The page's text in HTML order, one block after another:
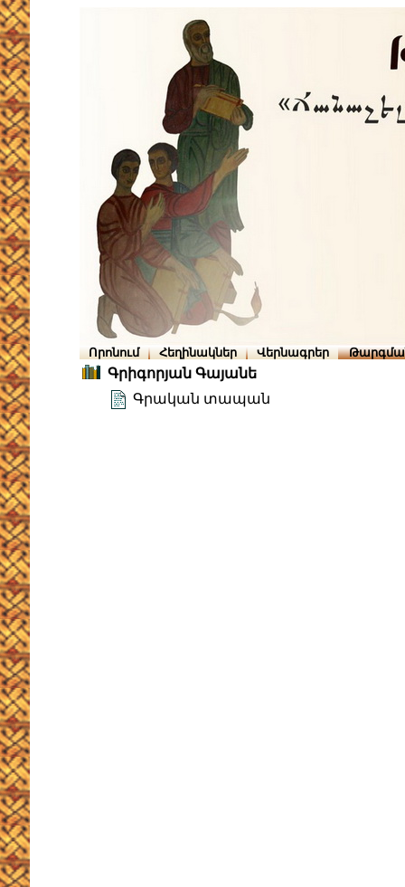
Որոնում Հեղինակներ Վերնագրեր
Գրիգորյան Գայանե
Գրական տապան